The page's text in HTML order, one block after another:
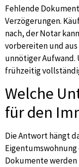
Fehlende
Verzögerungen.
nach, der Notar
vorbereiten und
unnötiger Aufwand.
frühzeitig
Welche
für den
Die Antwort hängt
Dokumente